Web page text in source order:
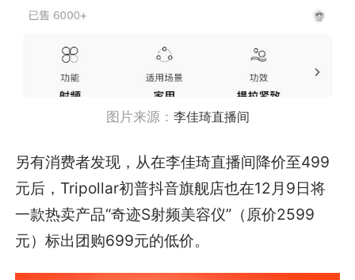
图片来源： 李佳琦直播间
另有消费者发现，从在李佳琦直播间降价至499
元后，Tripollar初普抖音旗舰店也在12月9日将
一款热卖产品“奇迹S射频美容仪”（原价2599
元）标出团购699元的低价。